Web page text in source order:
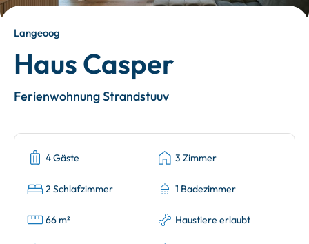
Langeoog
Haus Casper
Ferienwohnung Strandstuuv
4 Gäste 3 Zimmer
2 Schlafzimmer 1 Badezimmer
66 m² Haustiere erlaubt